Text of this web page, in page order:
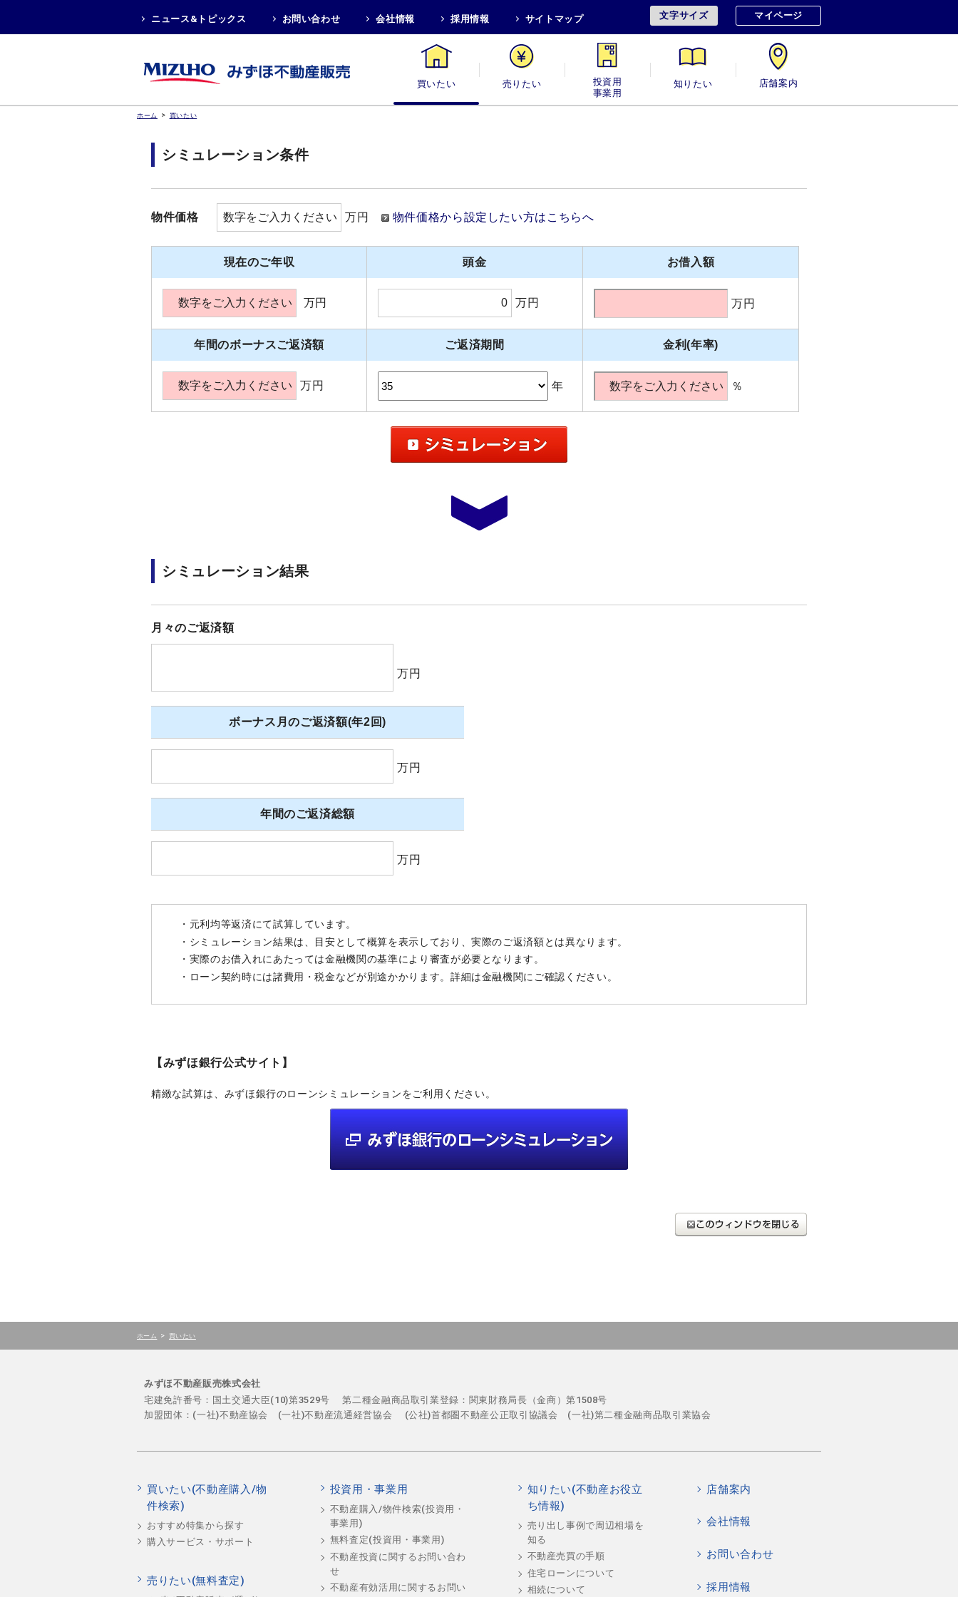
ニュース&トピックス お問い合わせ 会社情報 採用情報 サイトマップ 文字サイズ マイページ
買いたい 売りたい 投資用・事業用 知りたい 店舗案内
ホーム > 買いたい
シミュレーション条件
物件価格 万円 物件価格から設定したい方はこちらへ
現在のご年収
万円
頭金
万円
お借入額
万円
年間のボーナスご返済額
万円
ご返済期間
年
金利(年率)
％
シミュレーション結果
月々のご返済額
万円
ボーナス月のご返済額(年2回)
万円
年間のご返済総額
万円
・元利均等返済にて試算しています。
・シミュレーション結果は、目安として概算を表示しており、実際のご返済額とは異なります。
・実際のお借入れにあたっては金融機関の基準により審査が必要となります。
・ローン契約時には諸費用・税金などが別途かかります。詳細は金融機関にご確認ください。
【みずほ銀行公式サイト】
精緻な試算は、みずほ銀行のローンシミュレーションをご利用ください。
ホーム > 買いたい
みずほ不動産販売株式会社
宅建免許番号：国土交通大臣(10)第3529号
第二種金融商品取引業登録：関東財務局長（金商）第1508号
加盟団体：(一社)不動産協会 (一社)不動産流通経営協会
(公社)首都圏不動産公正取引協議会 (一社)第二種金融商品取引業協会
買いたい(不動産購入/物
件検索)
おすすめ特集から探す
購入サービス・サポート
売りたい(無料査定)
投資用・事業用
不動産購入/物件検索(投資用・
事業用)
無料査定(投資用・事業用)
不動産投資に関するお問い合わ
せ
不動産有効活用に関するお問い
知りたい(不動産お役立
ち情報)
売り出し事例で周辺相場を
知る
不動産売買の手順
住宅ローンについて
相続について
店舗案内
会社情報
お問い合わせ
採用情報